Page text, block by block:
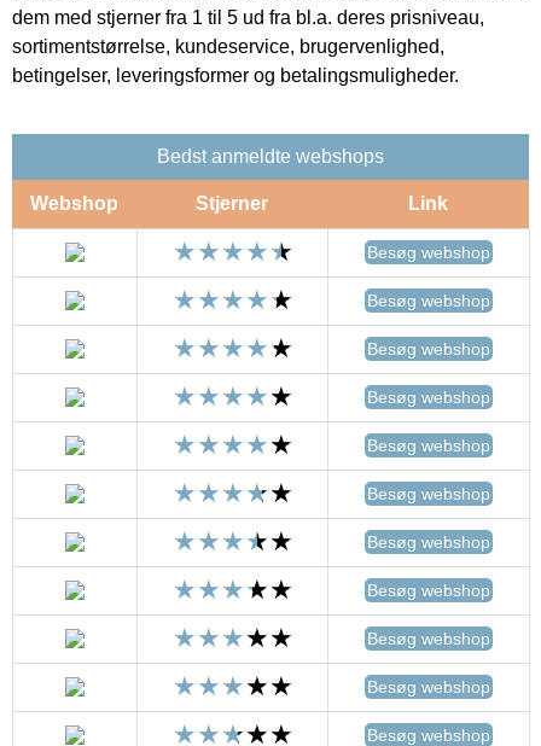
dem med stjerner fra 1 til 5 ud fra bl.a. deres prisniveau,
sortimentstørrelse, kundeservice, brugervenlighed,
betingelser, leveringsformer og betalingsmuligheder.
Bedst anmeldte webshops
Webshop Stjerner Link
Besøg webshop
Besøg webshop
Besøg webshop
Besøg webshop
Besøg webshop
Besøg webshop
Besøg webshop
Besøg webshop
Besøg webshop
Besøg webshop
Besøg webshop